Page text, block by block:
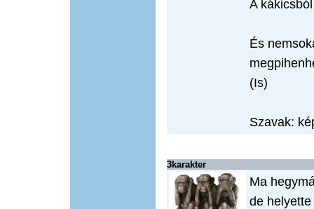
A
És
(Is)
Szavak:
3karakter
Ma
de